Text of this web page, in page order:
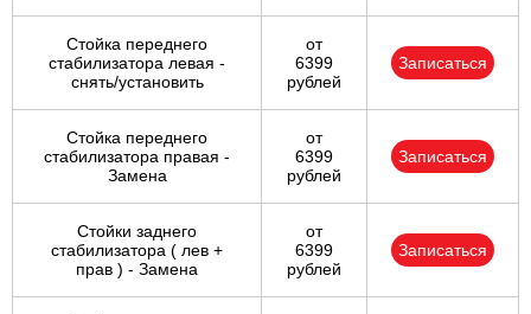
Стойка переднего
стабилизатора левая -
снять/установить
от
6399
рублей
Записаться
Стойка переднего
стабилизатора правая -
Замена
от
6399
рублей
Записаться
Стойки заднего
стабилизатора ( лев +
прав ) - Замена
от
6399
рублей
Записаться